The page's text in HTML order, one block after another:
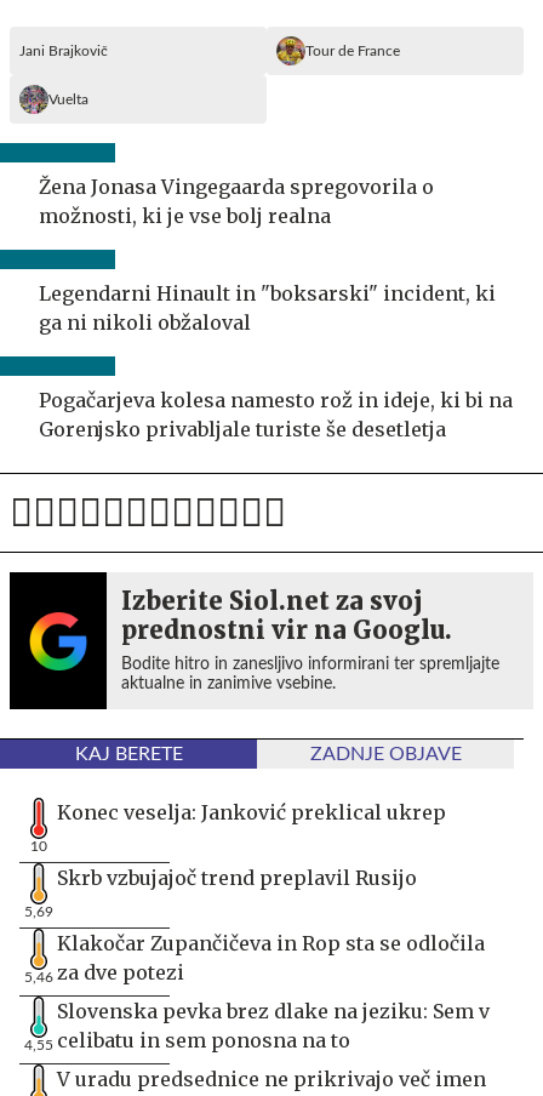
Jani Brajkovič Tour de France
Vuelta
Žena Jonasa Vingegaarda spregovorila o
možnosti, ki je vse bolj realna
Legendarni Hinault in "boksarski" incident, ki
ga ni nikoli obžaloval
Pogačarjeva kolesa namesto rož in ideje, ki bi na
Gorenjsko privabljale turiste še desetletja
Izberite Siol.net za svoj
prednostni vir na Googlu.
Bodite hitro in zanesljivo informirani ter spremljajte
aktualne in zanimive vsebine.
KAJ BERETE ZADNJE OBJAVE
10
Konec veselja: Janković preklical ukrep
5,69
Skrb vzbujajoč trend preplavil Rusijo
5,46
Klakočar Zupančičeva in Rop sta se odločila
za dve potezi
4,55
Slovenska pevka brez dlake na jeziku: Sem v
celibatu in sem ponosna na to
V uradu predsednice ne prikrivajo več imen